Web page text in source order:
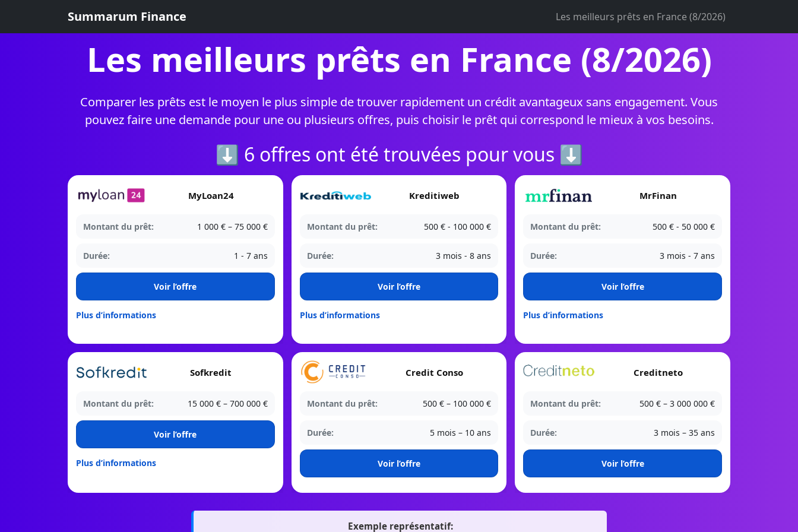
Summarum Finance Les meilleurs prêts en France (8/2026)
Les meilleurs prêts en France (8/2026)
Comparer les prêts est le moyen le plus simple de trouver rapidement un crédit avantageux sans engagement. Vous
pouvez faire une demande pour une ou plusieurs offres, puis choisir le prêt qui correspond le mieux à vos besoins.
⬇ 6 offres ont été trouvées pour vous ⬇
MyLoan24
Montant du prêt: 1 000 € – 75 000 €
Durée: 1 - 7 ans
Voir l’offre
Plus d’informations
Kreditiweb
Montant du prêt: 500 € - 100 000 €
Durée: 3 mois - 8 ans
Voir l’offre
Plus d’informations
MrFinan
Montant du prêt: 500 € - 50 000 €
Durée: 3 mois - 7 ans
Voir l’offre
Plus d’informations
Sofkredit
Montant du prêt: 15 000 € – 700 000 €
Voir l’offre
Plus d’informations
Credit Conso
Montant du prêt: 500 € – 100 000 €
Durée: 5 mois – 10 ans
Voir l’offre
Creditneto
Montant du prêt: 500 € – 3 000 000 €
Durée: 3 mois – 35 ans
Voir l’offre
Exemple représentatif: